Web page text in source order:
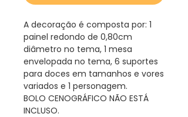
A decoração é composta por: 1
painel redondo de 0,80cm
diâmetro no tema, 1 mesa
envelopada no tema, 6 suportes
para doces em tamanhos e vores
variados e 1 personagem.
BOLO CENOGRÁFICO NÃO ESTÁ
INCLUSO.